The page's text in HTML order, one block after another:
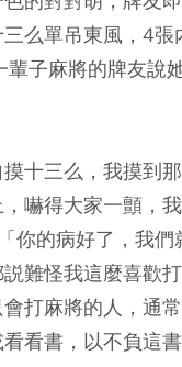
么單吊東風，4張
子麻將的牌友說
十三么，我摸到
嚇得大家一顫，
你的病好了，我們
難怪我這麼喜歡
打麻將的人，通
看書，以不負這書